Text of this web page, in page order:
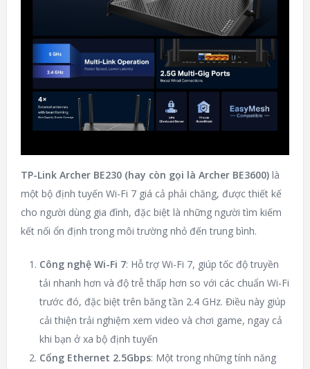
TP-Link Archer BE230 (hay còn gọi là Archer BE3600)là
một bộ định tuyến Wi-Fi 7 giá cả phải chăng, được thiết kế
cho người dùng gia đình, đặc biệt là những người tìm kiếm
kết nối ổn định trong môi trường nhỏ đến trung bình.
Công nghệ Wi-Fi 7: Hỗ trợ Wi-Fi 7, giúp tốc độ truyền
tải nhanh hơn và độ trễ thấp hơn so với các chuẩn Wi-Fi
trước đó, đặc biệt trên băng tần 2.4 GHz. Điều này giúp
cải thiện trải nghiệm xem video và chơi game, ngay cả
khi bạn ở xa bộ định tuyến​
Cổng Ethernet 2.5Gbps: Một trong những tính năng